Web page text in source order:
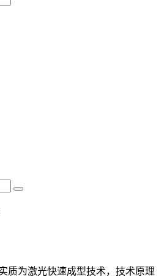
质为激光快速成型技术，技术原理